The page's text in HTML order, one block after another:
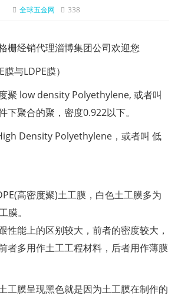
全球五金网 338
栅经销代理淄博集团公司欢迎您
与LDPE膜）
聚 low density Polyethylene, 或者叫
下聚合的聚，密度0.922以下。
Density Polyethylene，或者叫 低
高密度聚)土工膜，白色土工膜多为
膜。
性能上的区别较大，前者的密度较大，
者多用作土工工程材料，后者用作薄膜
工膜呈现黑色就是因为土工膜在制作的